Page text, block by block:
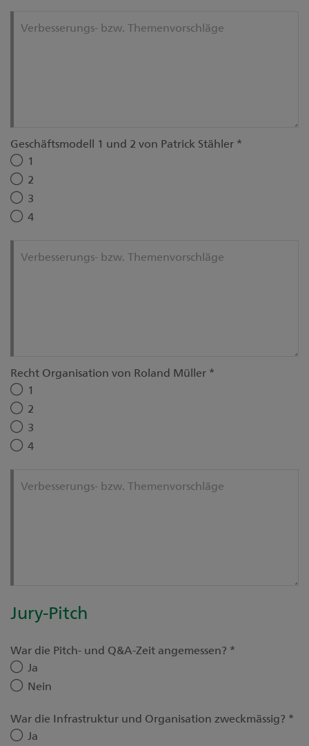
Verbesserungs- bzw. Themenvorschläge
Geschäftsmodell 1 und 2 von Patrick Stähler *
1
2
3
4
Verbesserungs- bzw. Themenvorschläge
Recht Organisation von Roland Müller *
1
2
3
4
Verbesserungs- bzw. Themenvorschläge
Jury-Pitch
War die Pitch- und Q&A-Zeit angemessen? *
Ja
Nein
War die Infrastruktur und Organisation zweckmässig? *
Ja